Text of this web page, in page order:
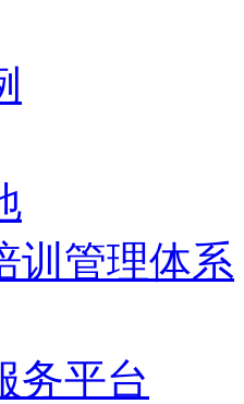
训管理体系
务平台